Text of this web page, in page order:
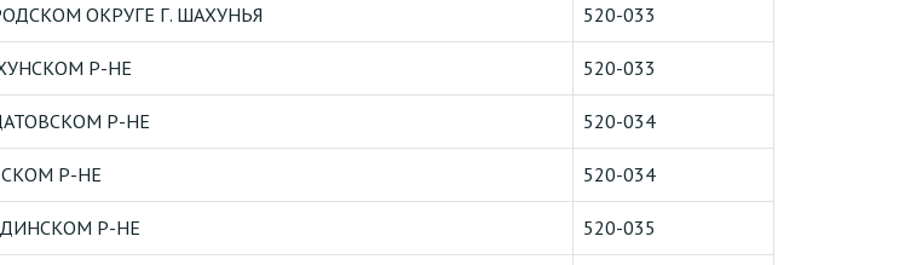
ОКРУГЕ Г. ШАХУНЬЯ 520-033
Р-НЕ 520-033
Р-НЕ 520-034
Р-НЕ 520-034
Р-НЕ 520-035